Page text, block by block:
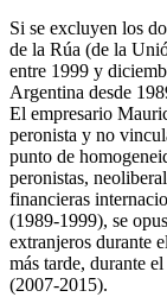
Si se excluyen los
de la Rúa (de la
entre 1999 y
Argentina desde
El empresario
peronista y no
punto de
peronistas,
financieras
(1989-1999), se
extranjeros durante
más tarde, durante
(2007-2015).